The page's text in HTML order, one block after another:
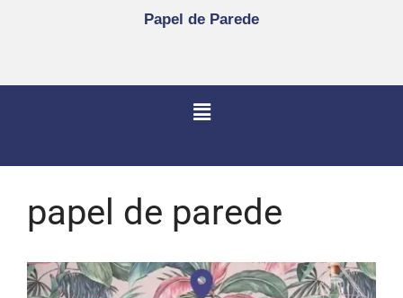
Papel de Parede
papel de parede